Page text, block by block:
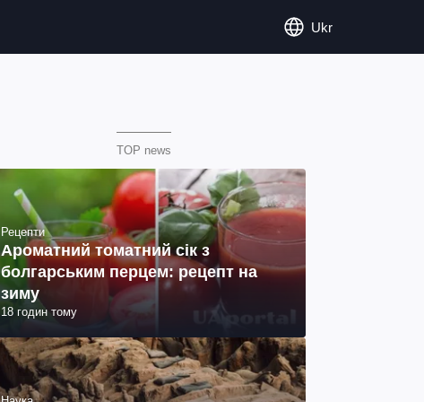
Ukr
TOP news
Рецепти
Ароматний томатний сік з
болгарським перцем: рецепт на
зиму
18 годин тому